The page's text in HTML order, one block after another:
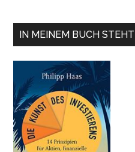
IN MEINEM BUCH